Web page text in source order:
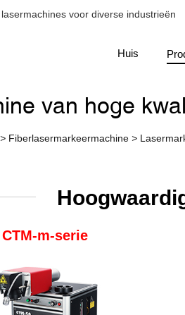
voor diverse industrieën
Huis
van hoge
> Fiberlasermarkeermachine >
CTM-m-serie